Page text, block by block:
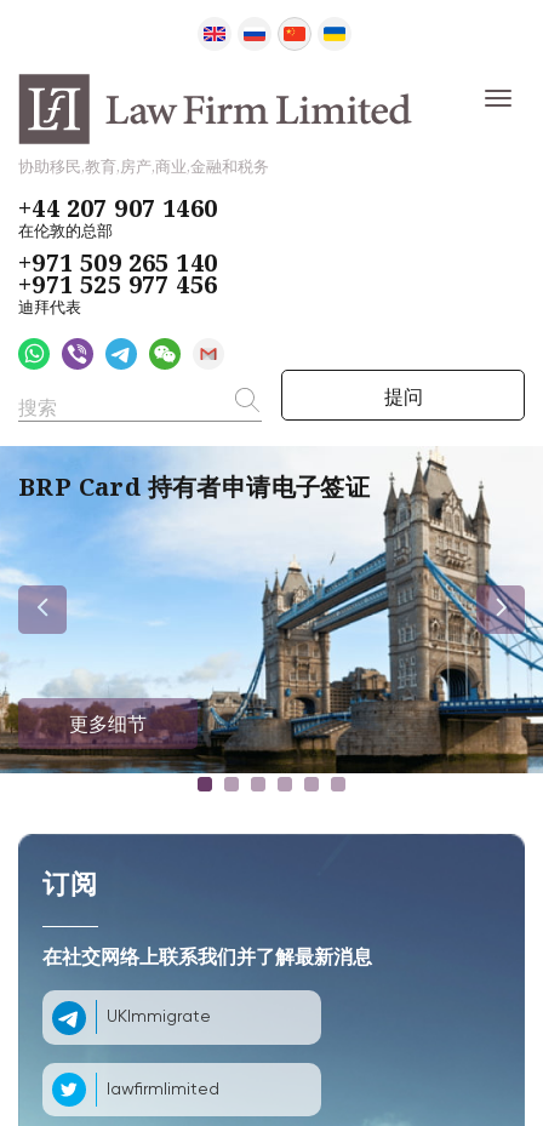
协助移民,教育,房产,商业,金融和税务
+44 207 907 1460
在伦敦的总部
+971 509 265 140
+971 525 977 456
迪拜代表
提问
BRP Card 持有者申请电子签证
更多细节
订阅
在社交网络上联系我们并了解最新消息
UKImmigrate
lawfirmlimited